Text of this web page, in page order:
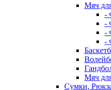
Мяч
-
-
-
-
Мяч
Сумки,